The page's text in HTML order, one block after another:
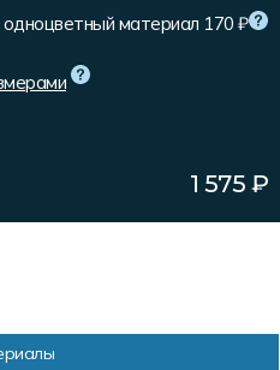
одноцветный материал 170 ₽
1 575 ₽